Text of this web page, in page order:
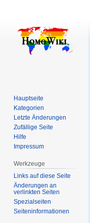
Hauptseite
Kategorien
Letzte Änderungen
Zufällige Seite
Hilfe
Impressum
Werkzeuge
Links auf diese Seite
Änderungen an
verlinkten Seiten
Spezialseiten
Seiten­­informationen